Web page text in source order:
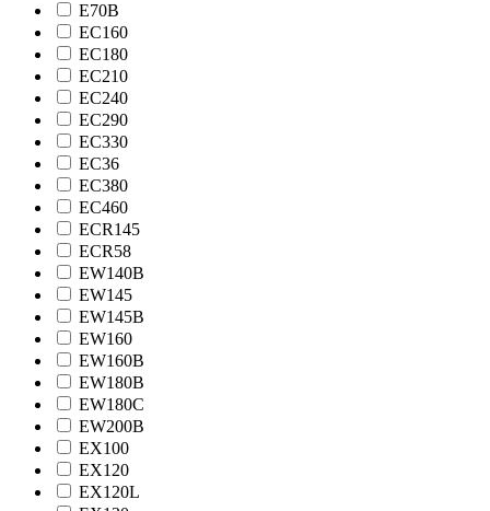
E70B
EC160
EC180
EC210
EC240
EC290
EC330
EC36
EC380
EC460
ECR145
ECR58
EW140B
EW145
EW145B
EW160
EW160B
EW180B
EW180C
EW200B
EX100
EX120
EX120L